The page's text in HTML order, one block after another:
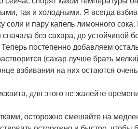
так и холодными. Я всегда
и пару капель лимонного
сначала без сахара, до
постепенно добавляем
(сахар лучше брать
взбивания на них остаются
для этого не жалейте
осторожно смешайте на